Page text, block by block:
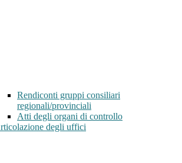
Rendiconti gruppi consiliari
regionali/provinciali
Atti degli organi di controllo
degli uffici